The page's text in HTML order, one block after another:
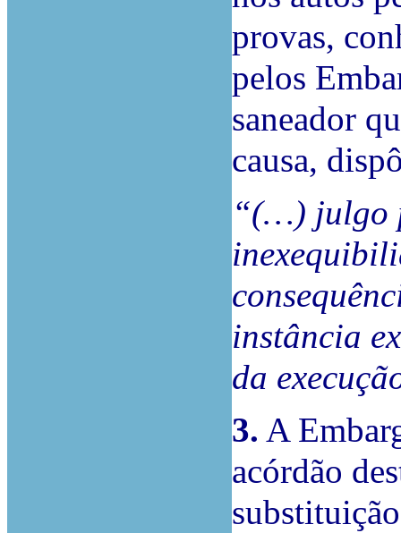
provas,
pelos
saneador
causa,
“(…) julgo
instância
da
3. A
acórdão